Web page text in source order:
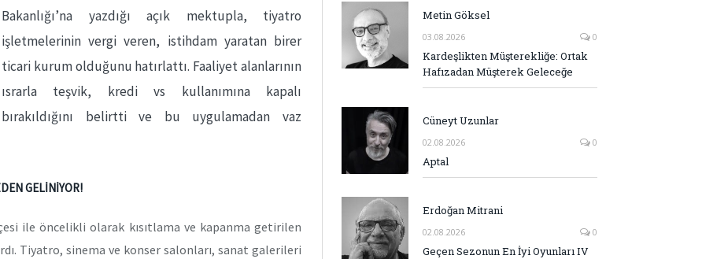
Bakanlığı’na yazdığı açık mektupla, tiyatro
işletmelerinin vergi veren, istihdam yaratan birer
ticari kurum olduğunu hatırlattı. Faaliyet alanlarının
ısrarla teşvik, kredi vs kullanımına kapalı
bırakıldığını belirtti ve bu uygulamadan vaz
GELİNİYOR!
ile öncelikli olarak kısıtlama ve kapanma getirilen
Tiyatro, sinema ve konser salonları, sanat galerileri
Metin Göksel
03.08.2026 0
Kardeşlikten Müşterekliğe: Ortak
Hafızadan Müşterek Geleceğe
Cüneyt Uzunlar
02.08.2026 0
Aptal
Erdoğan Mitrani
02.08.2026 0
Geçen Sezonun En İyi Oyunları IV